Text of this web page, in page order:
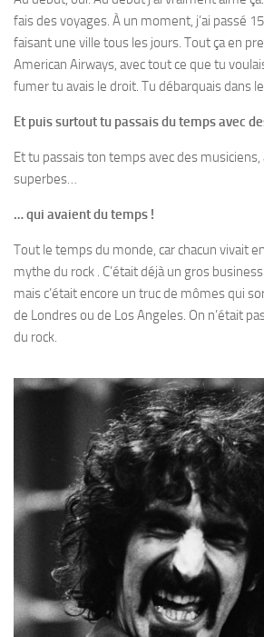
fais des voyages. À un moment, j’ai passé
faisant une ville tous les jours. Tout ça en
American Airways, avec tout ce que tu
fumer tu avais le droit. Tu débarquais dans
Et puis surtout tu passais du temps avec
Et tu passais ton temps avec des musiciens,
superbes…
… qui avaient du temps !
Tout le temps du monde, car chacun vivait
mythe du rock . C’était déjà un gros
mais c’était encore un truc de mômes qui
de Londres ou de Los Angeles. On n’était
du rock.